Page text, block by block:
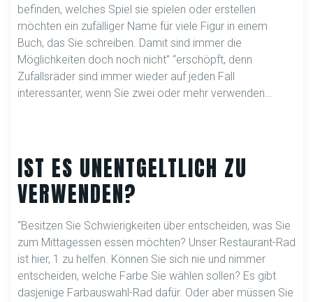
befinden, welches Spiel sie spielen oder erstellen
möchten ein zufälliger Name für viele Figur in einem
Buch, das Sie schreiben. Damit sind immer die
Möglichkeiten doch noch nicht” “erschöpft, denn
Zufallsräder sind immer wieder auf jeden Fall
interessanter, wenn Sie zwei oder mehr verwenden…
IST ES UNENTGELTLICH ZU
VERWENDEN?
“Besitzen Sie Schwierigkeiten über entscheiden, was Sie
zum Mittagessen essen möchten? Unser Restaurant-Rad
ist hier, 1 zu helfen. Können Sie sich nie und nimmer
entscheiden, welche Farbe Sie wählen sollen? Es gibt
dasjenige Farbauswahl-Rad dafür. Oder aber müssen Sie